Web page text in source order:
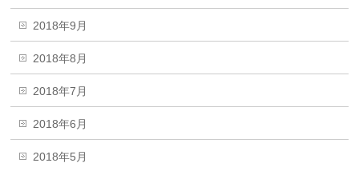
2018年9月
2018年8月
2018年7月
2018年6月
2018年5月